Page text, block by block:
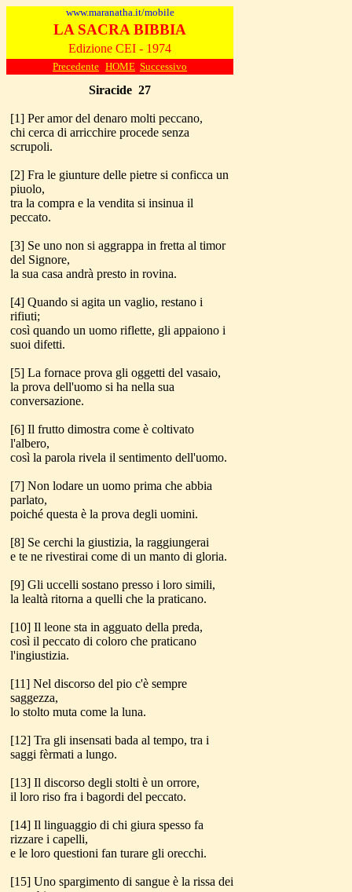
www.maranatha.it/mobile
LA SACRA BIBBIA
Edizione CEI - 1974
Precedente HOME Successivo
Siracide 27
[1] Per amor del denaro molti peccano,
chi cerca di arricchire procede senza
scrupoli.
[2] Fra le giunture delle pietre si conficca un
piuolo,
tra la compra e la vendita si insinua il
peccato.
[3] Se uno non si aggrappa in fretta al timor
del Signore,
la sua casa andrà presto in rovina.
[4] Quando si agita un vaglio, restano i
rifiuti;
così quando un uomo riflette, gli appaiono i
suoi difetti.
[5] La fornace prova gli oggetti del vasaio,
la prova dell'uomo si ha nella sua
conversazione.
[6] Il frutto dimostra come è coltivato
l'albero,
così la parola rivela il sentimento dell'uomo.
[7] Non lodare un uomo prima che abbia
parlato,
poiché questa è la prova degli uomini.
[8] Se cerchi la giustizia, la raggiungerai
e te ne rivestirai come di un manto di gloria.
[9] Gli uccelli sostano presso i loro simili,
la lealtà ritorna a quelli che la praticano.
[10] Il leone sta in agguato della preda,
così il peccato di coloro che praticano
l'ingiustizia.
[11] Nel discorso del pio c'è sempre
saggezza,
lo stolto muta come la luna.
[12] Tra gli insensati bada al tempo, tra i
saggi fèrmati a lungo.
[13] Il discorso degli stolti è un orrore,
il loro riso fra i bagordi del peccato.
[14] Il linguaggio di chi giura spesso fa
rizzare i capelli,
e le loro questioni fan turare gli orecchi.
[15] Uno spargimento di sangue è la rissa dei